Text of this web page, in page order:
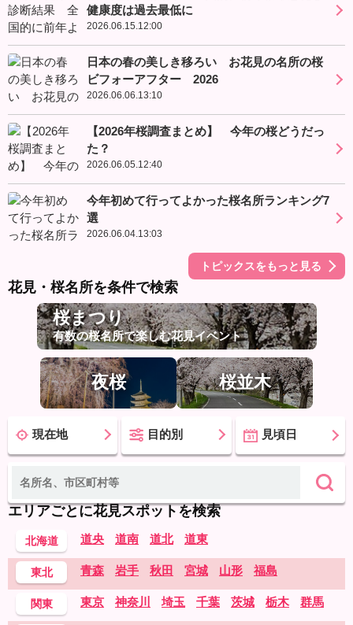
健康度は過去最低に
2026.06.15.12:00
日本の春の美しき移ろい お花見の名所の桜
ビフォーアフター 2026
2026.06.06.13:10
【2026年桜調査まとめ】 今年の桜どうだっ
た？
2026.06.05.12:40
今年初めて行ってよかった桜名所ランキング7
選
2026.06.04.13:03
トピックスをもっと見る
花見・桜名所を条件で検索
桜まつり
有数の桜名所で楽しむ花見イベント
夜桜 桜並木
現在地 目的別 見頃日
エリアごとに花見スポットを検索
北海道 道央 道南 道北 道東
東北 青森 岩手 秋田 宮城 山形 福島
関東 東京 神奈川 埼玉 千葉 茨城 栃木 群馬